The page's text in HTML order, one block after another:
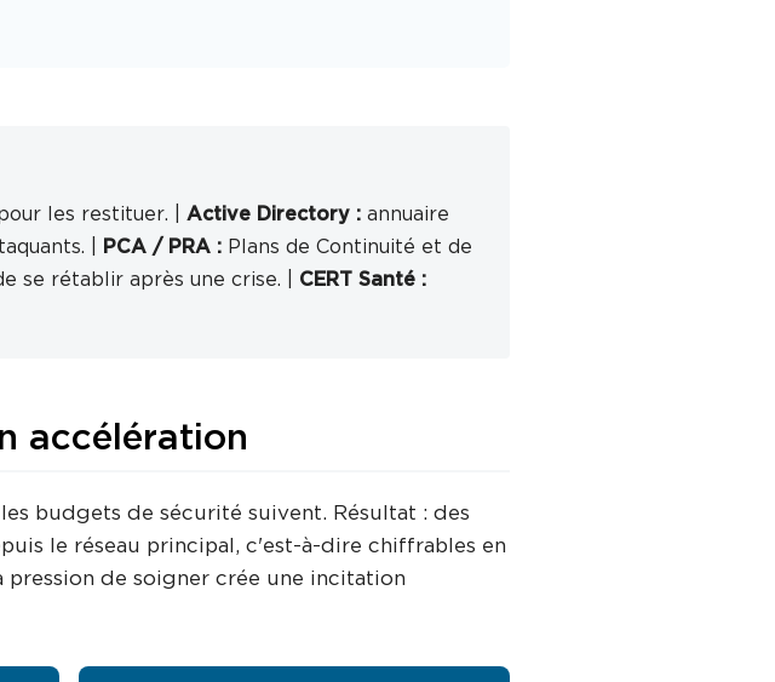
les restituer. | Active Directory : annuaire
|
PCA / PRA : Plans de Continuité et de
se rétablir après une crise. | CERT Santé :
accélération
budgets de sécurité suivent. Résultat : des
le réseau principal, c'est-à-dire chiffrables en
de soigner crée une incitation